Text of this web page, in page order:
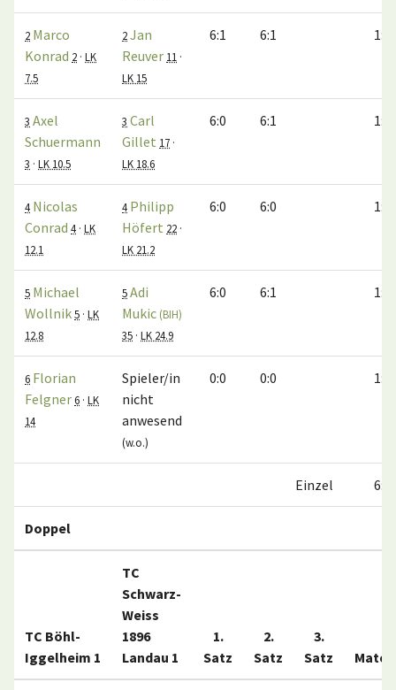
2 Marco
Konrad 2 · LK
7.5
2Jan
Reuver 11 ·
LK 15
6:1 6:1 1:0
3 Axel
Schuermann
3 · LK 10.5
3 Carl
Gillet 17 ·
LK 18.6
6:0 6:1 1:0
4 Nicolas
Conrad 4 · LK
12.1
4 Philipp
Höfert 22 ·
LK 21.2
6:0 6:0 1:0
5 Michael
Wollnik5 · LK
12.8
5Adi
Mukic (BIH)
35 · LK 24.9
6:0 6:1 1:0
6 Florian
Felgner6 · LK
14
Spieler/in
nicht
anwesend
(w.o.)
0:0 0:0 1:0
Einzel 6:0
Doppel
TC Böhl-
Iggelheim 1
TC
Schwarz-
Weiss
1896
Landau 1
1.
Satz
2.
Satz
3.
Satz